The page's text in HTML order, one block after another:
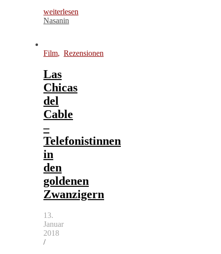
weiterlesen
Nasanin
Film, Rezensionen
Las
Chicas
del
Cable
–
Telefonistinnen
in
den
goldenen
Zwanzigern
13.
Januar
2018
/